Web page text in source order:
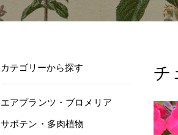
チ
カテゴリーから探す
エアプランツ・ブロメリア
サボテン・多肉植物